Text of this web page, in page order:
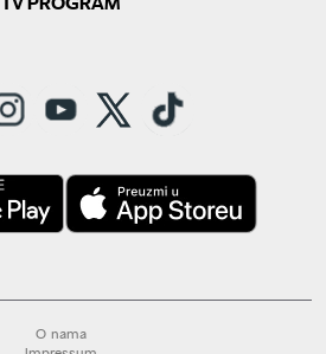
O nama